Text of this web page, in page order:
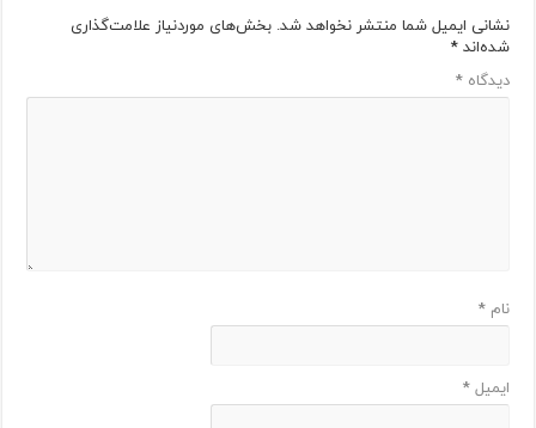
نشانی ایمیل شما منتشر نخواهد شد. بخش‌های موردنیاز علامت‌گذاری
شده‌اند*
دیدگاه*
نام*
ایمیل*